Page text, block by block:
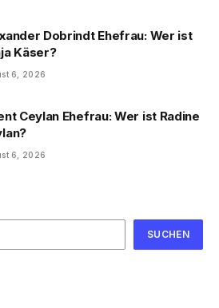
Dobrindt Ehefrau: Wer ist
Käser?
6, 2026
Ceylan Ehefrau: Wer ist Radine
6, 2026
SUCHEN